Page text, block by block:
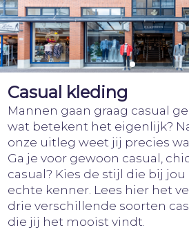
Casual kleding
Mannen gaan graag casual
wat betekent het eigenlijk?
onze uitleg weet jij precies
Ga je voor gewoon casual,
casual? Kies de stijl die bij
echte kenner. Lees hier het
drie verschillende soorten
die jij het mooist vindt.